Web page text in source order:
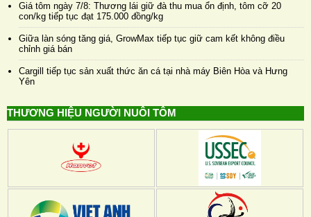
Giá tôm ngày 7/8: Thương lái giữ đà thu mua ổn định, tôm cỡ 20
con/kg tiếp tục đạt 175.000 đồng/kg
Giữa làn sóng tăng giá, GrowMax tiếp tục giữ cam kết không điều
chỉnh giá bán
Cargill tiếp tục sản xuất thức ăn cá tại nhà máy Biên Hòa và Hưng
Yên
THƯƠNG HIỆU NGƯỜI NUÔI TÔM